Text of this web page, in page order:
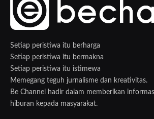
Setiap peristiwa itu berharga
Setiap peristiwa itu bermakna
Setiap peristiwa itu istimewa
Memegang teguh jurnalisme dan kreativitas.
Be Channel hadir dalam memberikan
hiburan kepada masyarakat.